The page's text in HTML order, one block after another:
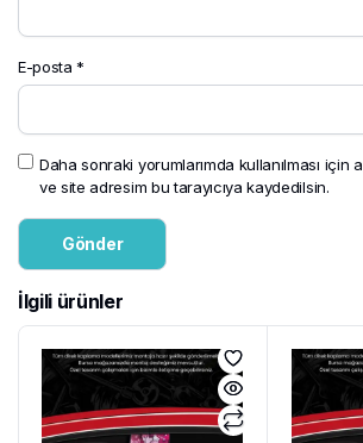
E-posta *
Daha sonraki yorumlarımda kullanılması için
ve site adresim bu tarayıcıya kaydedilsin.
İlgili ürünler